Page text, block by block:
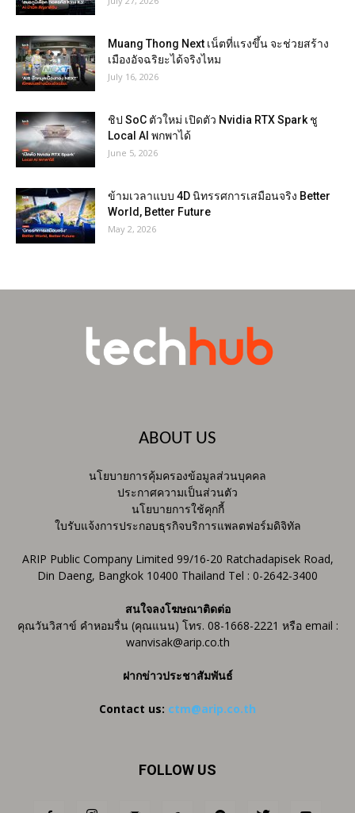
Muang Thong Next เน็ตที่แรงขึ้น จะช่วยสร้าง
เมืองอัจฉริยะได้จริงไหม
July 16, 2026
ชิป SoC ตัวใหม่ เปิดตัว Nvidia RTX Spark ชู
Local AI พกพาได้
June 5, 2026
ข้ามเวลาแบบ 4D นิทรรศการเสมือนจริง Better
World, Better Future
May 2, 2026
ABOUT US
นโยบายการคุ้มครองข้อมูลส่วนบุคคล
ประกาศความเป็นส่วนตัว
นโยบายการใช้คุกกี้
ใบรับแจ้งการประกอบธุรกิจบริการแพลตฟอร์มดิจิทัล
ARIP Public Company Limited 99/16-20 Ratchadapisek Road,
Din Daeng, Bangkok 10400 Thailand Tel : 0-2642-3400
สนใจลงโฆษณาติดต่อ
คุณวันวิสาข์ คำหอมรื่น (คุณแนน) โทร. 08-1668-2221 หรือ email :
wanvisak@arip.co.th
ฝากข่าวประชาสัมพันธ์
Contact us: ctm@arip.co.th
FOLLOW US